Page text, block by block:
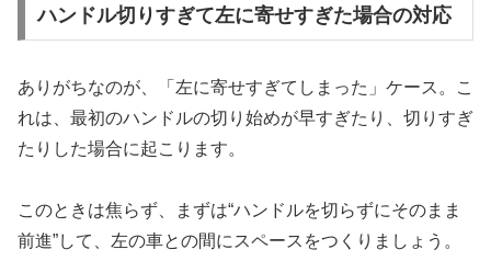
ハンドル切りすぎて左に寄せすぎた場合の対応
ありがちなのが、「左に寄せすぎてしまった」ケース。こ
れは、最初のハンドルの切り始めが早すぎたり、切りすぎ
たりした場合に起こります。
このときは焦らず、まずは“ハンドルを切らずにそのまま
前進”して、左の車との間にスペースをつくりましょう。